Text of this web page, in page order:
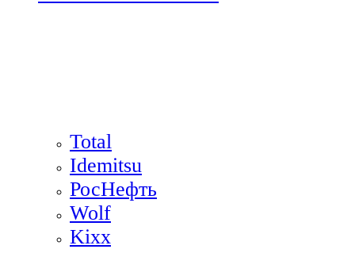
Total
Idemitsu
РосНефть
Wolf
Kixx